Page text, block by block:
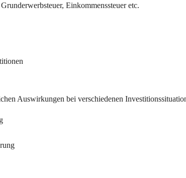
Einkommenssteuer etc.
Auswirkungen bei verschiedenen